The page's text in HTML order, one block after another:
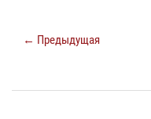
← Предыдущая